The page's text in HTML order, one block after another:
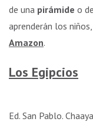
de una pirámide o
aprenderán los
Amazon.
Los Egipcios
Ed. San Pablo.